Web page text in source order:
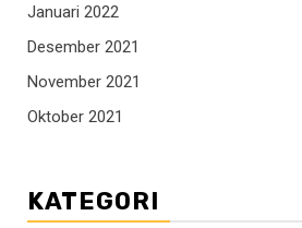
Januari 2022
Desember 2021
November 2021
Oktober 2021
KATEGORI